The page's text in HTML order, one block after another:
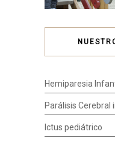
Hemiparesia
Parálisis Cerebral
Ictus pediátrico